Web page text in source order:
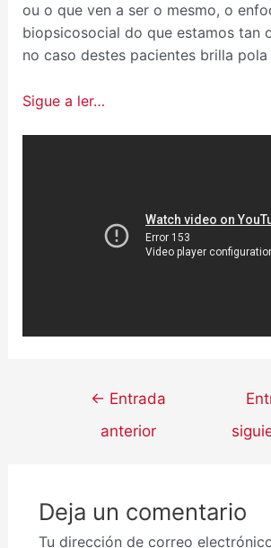
ou o que ven a ser o mesmo, o
biopsicosocial do que estamos tan
no caso destes pacientes brilla pola
Sigue a ler…
← Entrada
anterior
Deja un comentario
Tu dirección de correo